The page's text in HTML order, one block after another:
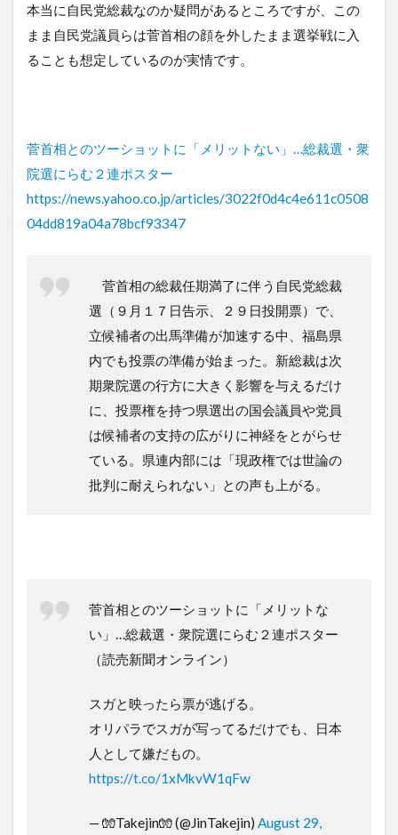
本当に自民党総裁なのか疑問があるところですが、この
まま自民党議員らは菅首相の顔を外したまま選挙戦に入
ることも想定しているのが実情です。
菅首相とのツーショットに「メリットない」…総裁選・衆
院選にらむ２連ポスター
https://news.yahoo.co.jp/articles/3022f0d4c4e611c0508
04dd819a04a78bcf93347
菅首相の総裁任期満了に伴う自民党総裁
選（９月１７日告示、２９日投開票）で、
立候補者の出馬準備が加速する中、福島県
内でも投票の準備が始まった。新総裁は次
期衆院選の行方に大きく影響を与えるだけ
に、投票権を持つ県選出の国会議員や党員
は候補者の支持の広がりに神経をとがらせ
ている。県連内部には「現政権では世論の
批判に耐えられない」との声も上がる。
菅首相とのツーショットに「メリットな
い」…総裁選・衆院選にらむ２連ポスター
（読売新聞オンライン）
スガと映ったら票が逃げる。
オリパラでスガが写ってるだけでも、日本
人として嫌だもの。
https://t.co/1xMkvW1qFw
— 🧤Takejin🧤 (@JinTakejin) August 29,